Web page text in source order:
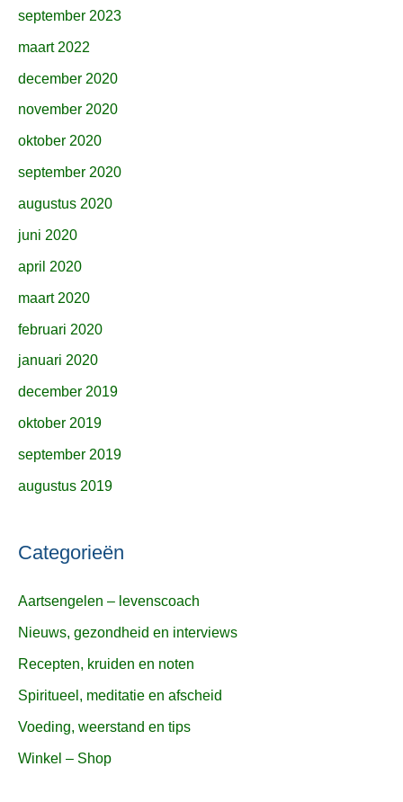
september 2023
maart 2022
december 2020
november 2020
oktober 2020
september 2020
augustus 2020
juni 2020
april 2020
maart 2020
februari 2020
januari 2020
december 2019
oktober 2019
september 2019
augustus 2019
Categorieën
Aartsengelen – levenscoach
Nieuws, gezondheid en interviews
Recepten, kruiden en noten
Spiritueel, meditatie en afscheid
Voeding, weerstand en tips
Winkel – Shop